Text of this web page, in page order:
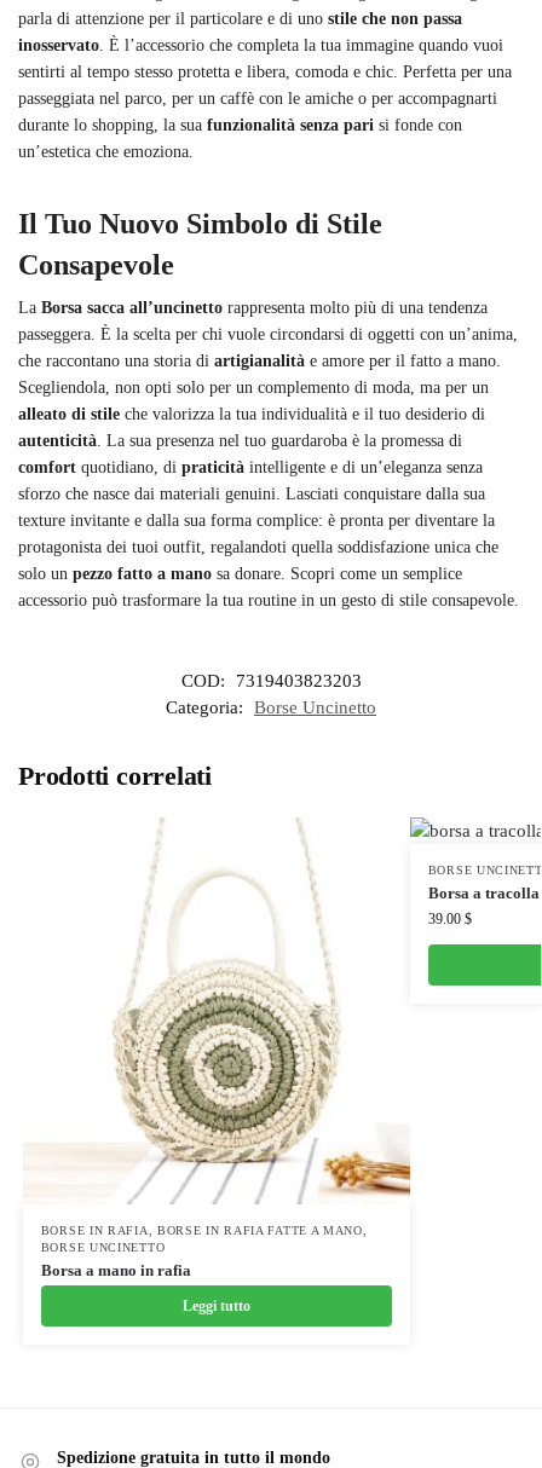
parla di attenzione per il particolare e di uno stile che non passa
inosservato. È l’accessorio che completa la tua immagine quando vuoi
sentirti al tempo stesso protetta e libera, comoda e chic. Perfetta per una
passeggiata nel parco, per un caffè con le amiche o per accompagnarti
durante lo shopping, la sua funzionalità senza pari si fonde con
un’estetica che emoziona.
Il Tuo Nuovo Simbolo di Stile
Consapevole
La Borsa sacca all’uncinetto rappresenta molto più di una tendenza
passeggera. È la scelta per chi vuole circondarsi di oggetti con un’anima,
che raccontano una storia di artigianalità e amore per il fatto a mano.
Scegliendola, non opti solo per un complemento di moda, ma per un
alleato di stile che valorizza la tua individualità e il tuo desiderio di
autenticità. La sua presenza nel tuo guardaroba è la promessa di
comfort quotidiano, di praticità intelligente e di un’eleganza senza
sforzo che nasce dai materiali genuini. Lasciati conquistare dalla sua
texture invitante e dalla sua forma complice: è pronta per diventare la
protagonista dei tuoi outfit, regalandoti quella soddisfazione unica che
solo un pezzo fatto a mano sa donare. Scopri come un semplice
accessorio può trasformare la tua routine in un gesto di stile consapevole.
COD:
7319403823203
Categoria:
Borse Uncinetto
Prodotti correlati
BORSE IN RAFIA BORSE IN RAFIA FATTE A MANO
BORSE UNCINETTO
Borsa a mano in rafia
Leggi tutto
BORSE
Borsa a tracolla
39.00 $
Spedizione gratuita in tutto il mondo